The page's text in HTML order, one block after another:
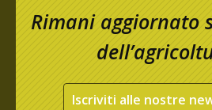
Rimani aggiornato
Iscriviti alle nostre